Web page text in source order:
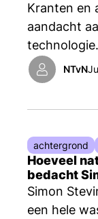
Kranten en
aandacht
Dunja
en wat
NTvN
Hoeveel
bedacht
Simon
een hele
achtergrond